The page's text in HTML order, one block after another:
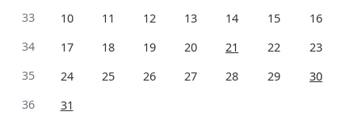
33
10 11 12 13 14 15
16
34
17 18 19 20 21 22
23
35
24 25 26 27 28 29
30
36
31